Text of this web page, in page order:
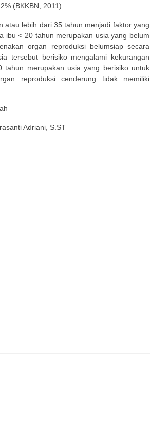
(BKKBN, 2011).
atau lebih dari 35 tahun menjadi faktor yang
ibu < 20 tahun merupakan usia yang belum
organ reproduksi belumsiap secara
tersebut berisiko mengalami kekurangan
merupakan usia yang berisiko untuk
reproduksi cenderung tidak memiliki
Adriani, S.ST